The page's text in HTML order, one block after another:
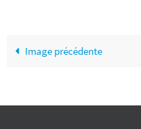
Image précédente